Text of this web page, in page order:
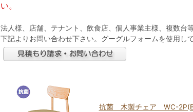
い。
法人様、店舗、テナント、飲食店、個人事業主様、複数台
下記よりお問い合わせ下さい。グーグルフォームを使用して
抗菌 木製チェア WC-